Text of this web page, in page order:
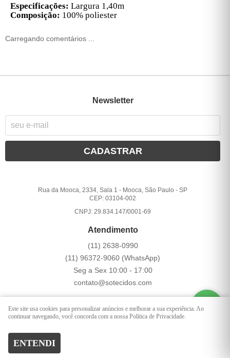
Especificações: Largura 1,40m
Composição: 100% poliester
Carregando comentários ...
Newsletter
CADASTRAR
Rua da Mooca, 2334, Sala 1 - Mooca, São Paulo -SP
CEP: 03104-002
CNPJ: 29.834.147/0001-69
Atendimento
(11) 2638-0990
(11) 96372-9060 (WhatsApp)
Seg a Sex 10:00 - 17:00
contato@sotecidos.com
LOJA VIRTUAL CRIADA POR
Este site usa cookies para personalizar anúncios e melhorar a sua experiência. Ao
continuar navegando, você concorda com a nossa Política de Privacidade.
ENTENDI